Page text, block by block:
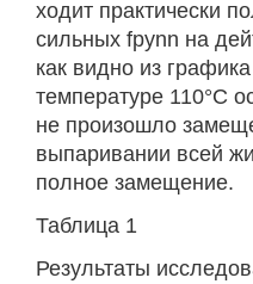
ходит практически
сильных fpynn на
как видно из
температуре 110°С
не произошло
выпаривании всей
полное замещение.
Таблица 1
Результаты